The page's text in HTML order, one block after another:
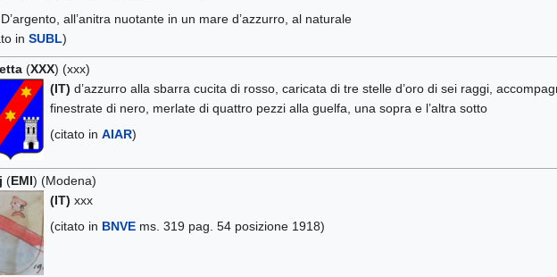
D’argento, all’anitra nuotante in un mare d’azzurro, al naturale
in SUBL)
(XXX) (xxx)
(IT) d’azzurro alla sbarra cucita di rosso, caricata di tre stelle d’oro di sei raggi,
finestrate di nero, merlate di quattro pezzi alla guelfa, una sopra e l’altra sotto
(citato in AIAR)
(EMI) (Modena)
(IT) xxx
(citato in BNVEms. 319 pag. 54 posizione 1918)